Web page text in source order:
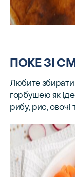
ПОКЕ ЗІ
Любите збирати
горбушею як
рибу, рис, овочі